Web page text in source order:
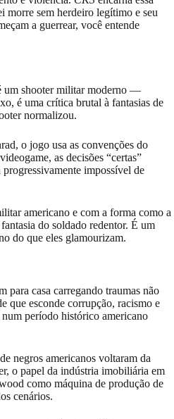
morre sem herdeiro legítimo e seu
a guerrear, você entende
um shooter militar moderno —
é uma crítica brutal à fantasias de
normalizou.
o jogo usa as convenções do
as decisões “certas”
impossível de
americano e com a forma como a
do soldado redentor. É um
do que eles glamourizam.
para casa carregando traumas não
que esconde corrupção, racismo e
período histórico americano
negros americanos voltaram da
o papel da indústria imobiliária em
como máquina de produção de
cenários.